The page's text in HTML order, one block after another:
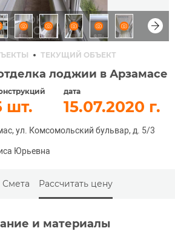
ТЕКУЩИЙ ОБЪЕКТ
лоджии в Арзамасе
дата
15.07.2020
ул. Комсомольский бульвар, д. 5/3
Юрьевна
Смета Рассчитать цену
и материалы